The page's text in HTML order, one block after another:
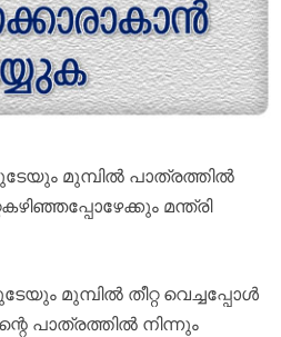
മുമ്പില്‍ പാത്രത്തില്‍
മന്ത്രി
മുമ്പില്‍ തീറ്റ വെച്ചപ്പോള്‍
പാത്രത്തില്‍ നിന്നും